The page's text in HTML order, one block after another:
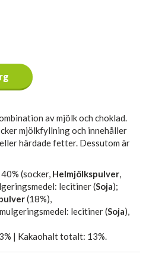
av mjölk och choklad.
mjölkfyllning och innehåller
härdade fetter. Dessutom är
40% (socker, Helmjölkspulver,
lecitiner (Soja);
(18%),
lecitiner (Soja),
| Kakaohalt totalt: 13%.